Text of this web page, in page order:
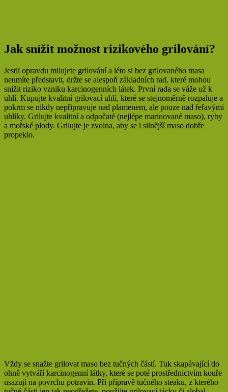
Jak snížit možnost rizikového grilování?
Jestli opravdu milujete grilování a léto si bez grilovaného masa
neumíte představit, držte se alespoň základních rad, které mohou
snížit riziko vzniku karcinogenních látek. První rada se váže už k
uhlí. Kupujte kvalitní grilovací uhlí, které se stejnoměrně rozpaluje a
pokrm se nikdy nepřipravuje nad plamenem, ale pouze nad řeřavými
uhlíky. Grilujte kvalitní a odpočaté (nejlépe marinované maso), ryby
a mořské plody. Grilujte je zvolna, aby se i silnější maso dobře
propeklo.
Vždy se snažte grilovat maso bez tučných částí. Tuk skapávající do
ohně vytváří karcinogenní látky, které se poté prostřednictvím kouře
usazují na povrchu potravin. Při přípravě tučného steaku, z kterého